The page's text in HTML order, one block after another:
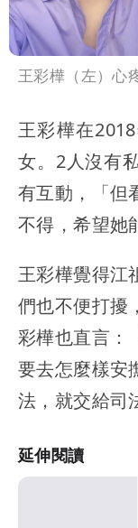
王彩樺（左）心
王彩樺在
女。2人沒有
有互動，「但
不得，希望她
王彩樺覺得江
們也不便打擾
彩樺也直言：
要去怎麼樣安
法，就交給司
延伸閱讀